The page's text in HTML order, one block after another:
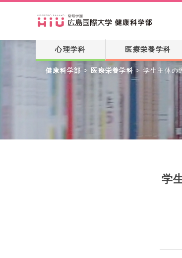
心理学科 医療栄養学科
健康科学部 > 医療栄養学科> 学生主体の
学